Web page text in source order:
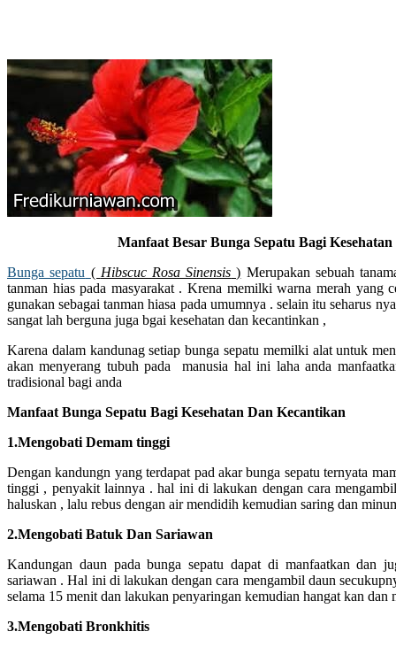
Manfaat Besar Bunga Sepatu Bagi
Bunga sepatu ( Hibscuc Rosa Sinensis ) Merupakan sebuah
tanman hias pada masyarakat . Krena memilki warna merah yang
gunakan sebagai tanman hiasa pada umumnya . selain itu seharus
sangat lah berguna juga bgai kesehatan dan kecantinkan ,
Karena dalam kandunag setiap bunga sepatu memilki alat untuk
akan menyerang tubuh pada manusia hal ini laha anda
tradisional bagi anda
Manfaat Bunga Sepatu Bagi Kesehatan Dan Kecantikan
1.Mengobati Demam tinggi
Dengan kandungn yang terdapat pad akar bunga sepatu ternyata
tinggi , penyakit lainnya . hal ini di lakukan dengan cara
haluskan , lalu rebus dengan air mendidih kemudian saring dan
2.Mengobati Batuk Dan Sariawan
Kandungan daun pada bunga sepatu dapat di manfaatkan dan
sariawan . Hal ini di lakukan dengan cara mengambil daun
selama 15 menit dan lakukan penyaringan kemudian hangat kan dan
3.Mengobati Bronkhitis